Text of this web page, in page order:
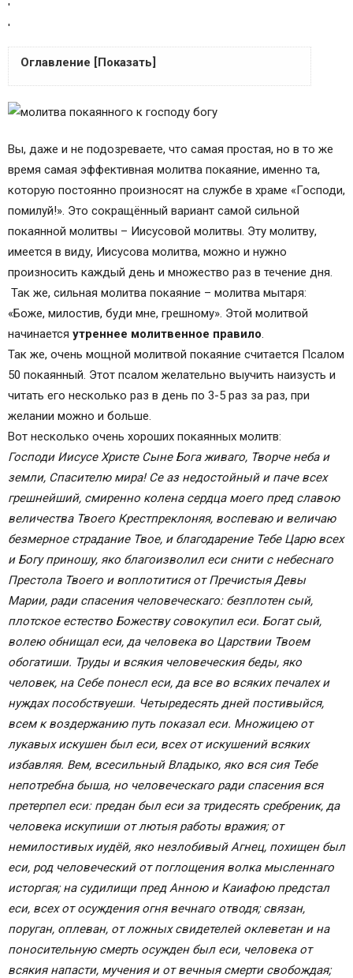
'
'
Оглавление [Показать]
Молитва покаянного к господу богу на русском
языке
БЛАГОДАРСТВЕННЫЕ МОЛИТВЫ
Таже благодарственную сию молитву:
Великаго Василия, 2:
Молитва 2, св. Василия Великого
Метафраста, по стихом, 3:
Молитва 3, св. Симеона Метафраста
Молитва иная:
Молитва иная, ко Пресвятой Богородице:
Молитва 5, Пресвятой Богородице
Тропарь святому Иоанну Златоустому,
Святому Иоанну Златоусту,
Слава, кондак, глас 6:
Слава, кондак, глас 6
Святому Василию.
Святому Василию Великому,
Слава, кондак, глас 4:
Слава, кондак, глас 4
Святому Григорию.
Святому Григорию Двоеслову,
Слава, кондак, глас 3:
Слава, кондак, глас 3
Канон покаянный ко Господу нашему Иисусу
Христу на русском языке
Молитва покаянная
Вы, даже и не подозреваете, что самая простая, но в то же
время самая эффективная молитва покаяние, именно та,
которую постоянно произносят на службе в храме «Господи,
помилуй!». Это сокращённый вариант самой сильной
покаянной молитвы – Иисусовой молитвы. Эту молитву,
имеется в виду, Иисусова молитва, можно и нужно
произносить каждый день и множество раз в течение дня.
Так же, сильная молитва покаяние – молитва мытаря:
«Боже, милостив, буди мне, грешному». Этой молитвой
начинается утреннее молитвенное правило.
Так же, очень мощной молитвой покаяние считается Псалом
50 покаянный. Этот псалом желательно выучить наизусть и
читать его несколько раз в день по 3-5 раз за раз, при
желании можно и больше.
Вот несколько очень хороших покаянных молитв:
Господи Иисусе Христе Сыне Бога живаго, Творче неба и
земли, Спасителю мира! Се аз недостойный и паче всех
грешнейший, смиренно колена сердца моего пред славою
величества Твоего Крестпреклоняя, воспеваю и величаю
безмерное страдание Твое, и благодарение Тебе Царю всех
и Богу приношу, яко благоизволил еси снити с небеснаго
Престола Твоего и воплотитися от Пречистыя Девы
Марии, ради спасения человеческаго: безплотен сый,
плотское естество Божеству совокупил еси. Богат сый,
волею обнищал еси, да человека во Царствии Твоем
обогатиши. Труды и всякия человеческия беды, яко
человек, на Себе понесл еси, да все во всяких печалех и
нуждах пособствуеши. Четыредесять дней постивыйся,
всем к воздержанию путь показал еси. Множицею от
лукавых искушен был еси, всех от искушений всяких
избавляя. Вем, всесильный Владыко, яко вся сия Тебе
непотребна быша, но человеческаго ради спасения вся
претерпел еси: предан был еси за тридесять сребреник, да
человека искупиши от лютыя работы вражия; от
немилостивых иудёй, яко незлобивый Агнец, похищен был
еси, род человеческий от поглощения волка мысленнаго
исторгая; на судилищи пред Анною и Каиафою предстал
еси, всех от осуждения огня вечнаго отводя; связан,
поруган, оплеван, от ложных свидетелей оклеветан и на
поносительную смерть осужден был еси, человека от
всякия напасти, мучения и от вечныя смерти свобождая;